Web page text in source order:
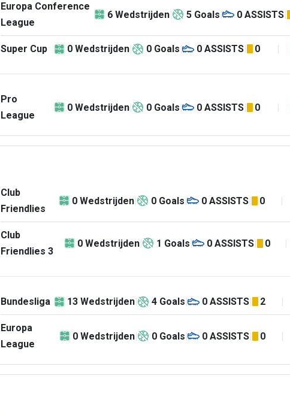
Europa Conference
League
6 Wedstrijden 5 Goals 0 ASSISTS
Super Cup 0 Wedstrijden 0 Goals 0 ASSISTS 0
Pro
League
0 Wedstrijden 0 Goals 0 ASSISTS 0
Club
Friendlies
0 Wedstrijden 0 Goals 0 ASSISTS 0
Club
Friendlies 3
0 Wedstrijden 1 Goals 0 ASSISTS 0
Bundesliga 13 Wedstrijden 4 Goals 0 ASSISTS 2
Europa
League
0 Wedstrijden 0 Goals 0 ASSISTS 0